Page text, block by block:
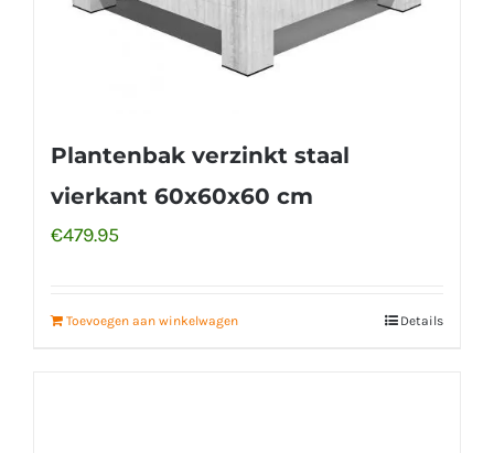
Plantenbak verzinkt staal
vierkant 60x60x60 cm
€479.95
Toevoegen aan winkelwagen Details